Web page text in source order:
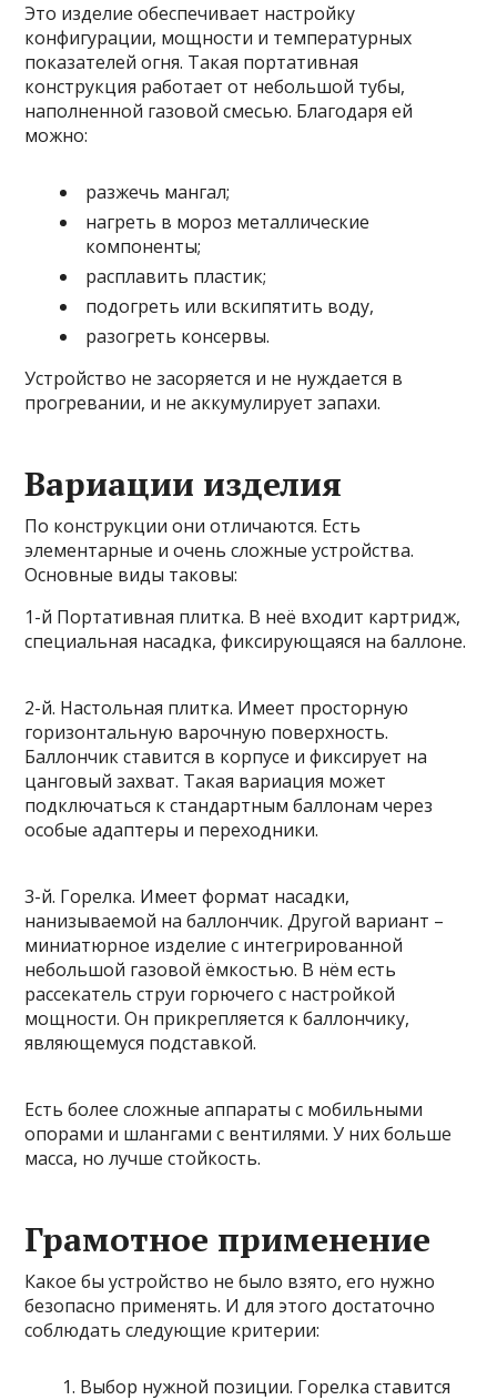
Это изделие обеспечивает настройку
конфигурации, мощности и температурных
показателей огня. Такая портативная
конструкция работает от небольшой тубы,
наполненной газовой смесью. Благодаря ей
можно:
разжечь мангал;
нагреть в мороз металлические
компоненты;
расплавить пластик;
подогреть или вскипятить воду,
разогреть консервы.
Устройство не засоряется и не нуждается в
прогревании, и не аккумулирует запахи.
Вариации изделия
По конструкции они отличаются. Есть
элементарные и очень сложные устройства.
Основные виды таковы:
1-й Портативная плитка. В неё входит картридж,
специальная насадка, фиксирующаяся на баллоне.
2-й. Настольная плитка. Имеет просторную
горизонтальную варочную поверхность.
Баллончик ставится в корпусе и фиксирует на
цанговый захват. Такая вариация может
подключаться к стандартным баллонам через
особые адаптеры и переходники.
3-й. Горелка. Имеет формат насадки,
нанизываемой на баллончик. Другой вариант –
миниатюрное изделие с интегрированной
небольшой газовой ёмкостью. В нём есть
рассекатель струи горючего с настройкой
мощности. Он прикрепляется к баллончику,
являющемуся подставкой.
Есть более сложные аппараты с мобильными
опорами и шлангами с вентилями. У них больше
масса, но лучше стойкость.
Грамотное применение
Какое бы устройство не было взято, его нужно
безопасно применять. И для этого достаточно
соблюдать следующие критерии:
Выбор нужной позиции. Горелка ставится